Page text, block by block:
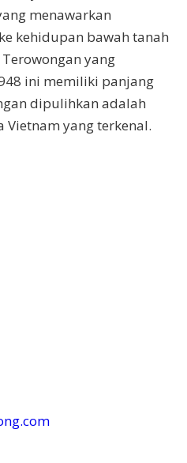
menawarkan
kehidupan bawah tanah
yang
ini memiliki panjang
dipulihkan adalah
Vietnam yang terkenal.